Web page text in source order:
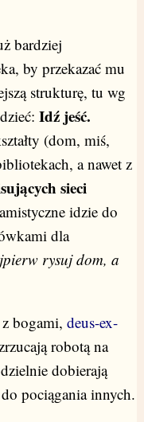
bardziej
by przekazać mu
strukturę, tu wg
Idź jeść.
(dom, miś,
a nawet z
sieci
idzie do
dla
rysuj dom, a
bogami, deus-ex-
robotą na
dobierają
pociągania innych.